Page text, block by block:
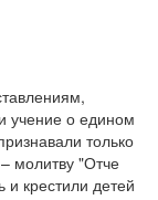
учение о едином
только
молитву "Отче
крестили детей